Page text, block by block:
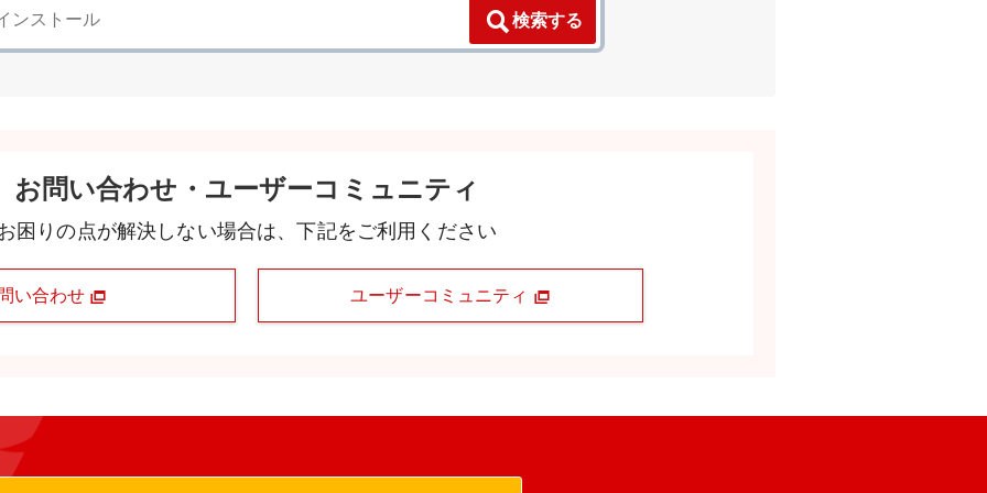
検索する
お問い合わせ・ユーザーコミュニティ
困りの点が解決しない場合は、下記をご利用ください
い合わせ ユーザーコミュニティ